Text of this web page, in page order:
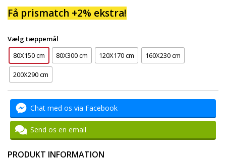
Få prismatch +2% ekstra!
Vælg tæppemål
80X150 cm
80X300 cm 120X170 cm 160X230 cm
200X290 cm
Chat med os via Facebook
Send os en email
PRODUKT INFORMATION